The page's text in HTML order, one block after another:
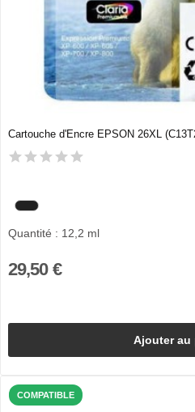
Cartouche d'Encre EPSON 26XL
Quantité : 12,2 ml
29,50 €
Ajouter au
COMPATIBLE